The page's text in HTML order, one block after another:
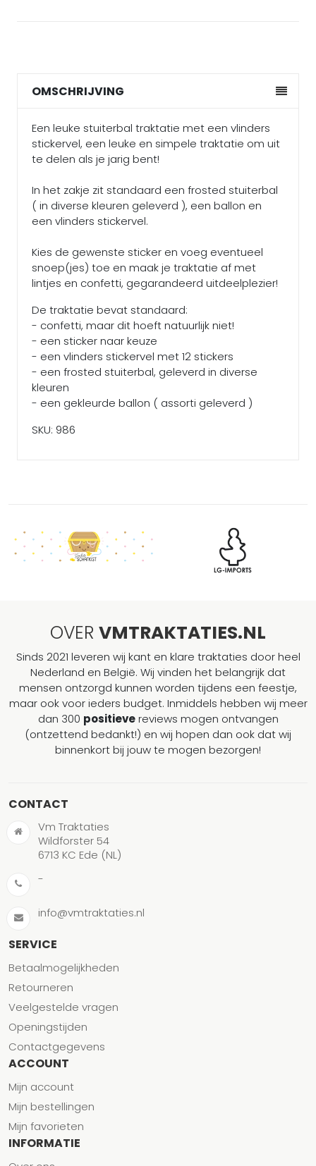
OMSCHRIJVING
Een leuke stuiterbal traktatie met een vlinders
stickervel, een leuke en simpele traktatie om uit
te delen als je jarig bent!
In het zakje zit standaard een frosted stuiterbal
( in diverse kleuren geleverd ), een ballon en
een vlinders stickervel.
Kies de gewenste sticker en voeg eventueel
snoep(jes) toe en maak je traktatie af met
lintjes en confetti, gegarandeerd uitdeelplezier!
De traktatie bevat standaard:
- confetti, maar dit hoeft natuurlijk niet!
- een sticker naar keuze
- een vlinders stickervel met 12 stickers
- een frosted stuiterbal, geleverd in diverse
kleuren
- een gekleurde ballon ( assorti geleverd )
SKU: 986
OVER VMTRAKTATIES.NL
Sinds 2021 leveren wij kant en klare traktaties door heel
Nederland en België. Wij vinden het belangrijk dat
mensen ontzorgd kunnen worden tijdens een feestje,
maar ook voor ieders budget. Inmiddels hebben wij meer
dan 300 positievereviews mogen ontvangen
(ontzettend bedankt!) en wij hopen dan ook dat wij
binnenkort bij jouw te mogen bezorgen!
CONTACT
Vm Traktaties
Wildforster 54
6713 KC Ede (NL)
-
info@vmtraktaties.nl
SERVICE
Betaalmogelijkheden
Retourneren
Veelgestelde vragen
Openingstijden
Contactgegevens
ACCOUNT
Mijn account
Mijn bestellingen
Mijn favorieten
INFORMATIE